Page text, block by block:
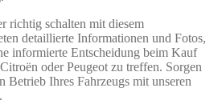
richtig schalten mit diesem
detaillierte Informationen und Fotos,
informierte Entscheidung beim Kauf
oder Peugeot zu treffen. Sorgen
Betrieb Ihres Fahrzeugs mit unseren